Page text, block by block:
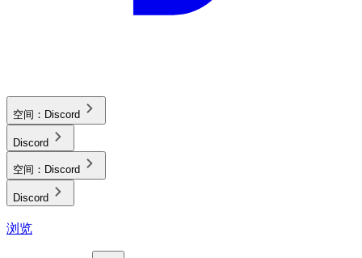
空间： Discord
Discord
空间： Discord
Discord
浏览